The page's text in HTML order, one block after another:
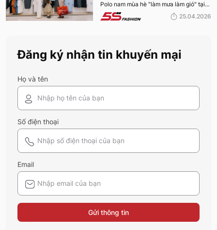
FASHION 2026
Polo nam mùa hè "làm mưa làm gió" tại
hệ thống 5S Fashion mà bất kỳ quý ông
25.04.2026
Đăng ký nhận tin khuyến mại
Họ và tên
Số điện thoại
Email
Gửi thông tin